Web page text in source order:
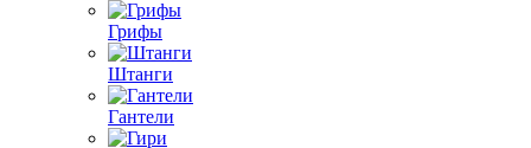
Грифы
Штанги
Гантели